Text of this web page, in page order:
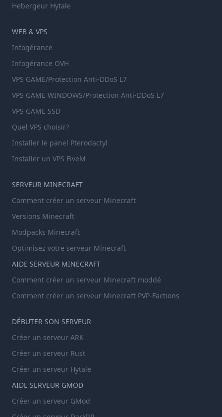
Hebergeur Hytale
WEB & VPS
Infogérance
Infogérance OVH
VPS GAME/Protection Anti-DDoS L7
VPS GAME WINDOWS/Protection Anti-DDoS L7
VPS GAME SSD
Quel VPS choisir?
Installer le panel Pterodactyl
Installer un VPS FiveM
SERVEUR MINECRAFT
Comment créer un serveur Minecraft
Versions Minecraft
Modpacks Minecraft
Optimisez votre serveur Minecraft
AIDE SERVEUR MINECRAFT
Comment créer un serveur Minecraft moddé
Comment créer un serveur Minecraft PVP-Factions
DÉBUTER SON SERVEUR
Créer un serveur ARK
Créer un serveur Rust
Créer un serveur Hytale
AIDE SERVEUR GMOD
Créer un serveur GMod